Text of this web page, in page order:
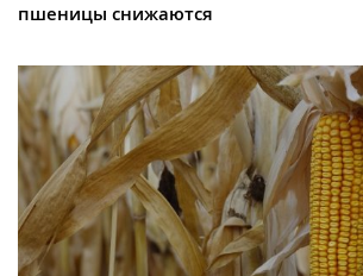
пшеницы снижаются